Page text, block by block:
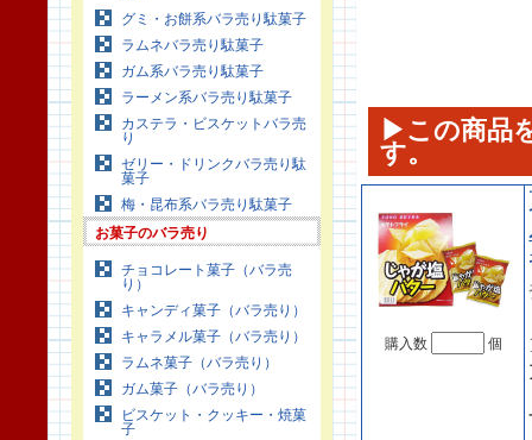
グミ・お餅系バラ売り駄菓子
ラムネバラ売り駄菓子
ガム系バラ売り駄菓子
ラーメン系バラ売り駄菓子
カステラ・ビスケットバラ売
り
ゼリー・ドリンクバラ売り駄
菓子
梅・昆布系バラ売り駄菓子
お菓子のバラ売り
チョコレート菓子（バラ売
り）
キャンディ菓子（バラ売り）
キャラメル菓子（バラ売り）
ラムネ菓子（バラ売り）
ガム菓子（バラ売り）
ビスケット・クッキー・焼菓
子
▶この商品
す。
購入数 個